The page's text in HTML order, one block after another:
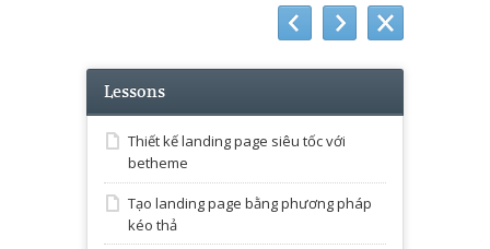
Lessons
Thiết kế landing page siêu tốc với
betheme
Tạo landing page bằng phương pháp
kéo thả